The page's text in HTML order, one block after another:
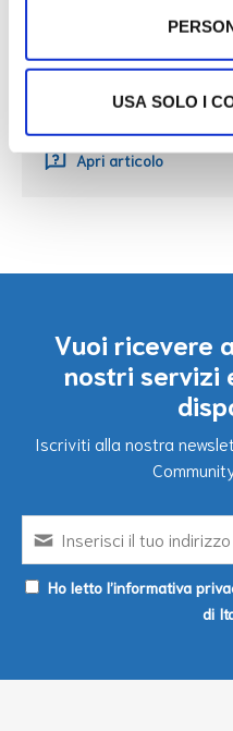
USA SOLO I
Emergenza
Sanitaria in Italia
Apri articolo
Vuoi ricevere
nostri servizi
Iscriviti alla nostra
Ho letto l’informativa
di